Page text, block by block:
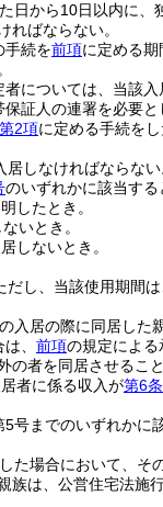
日から10日以内に
ればならない。
手続を前項に定める期
については、当該
証人の連署を必要と
第2項に定める手続を
しなければならない
のいずれかに該当する
したとき。
いとき。
しないとき。
だし、当該使用期間
入居の際に同居した
、 前項の規定による
者を同居させるこ
者に係る収入が第6
号までのいずれかに
た場合において、
は、公営住宅法施